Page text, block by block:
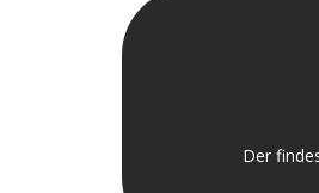
Der